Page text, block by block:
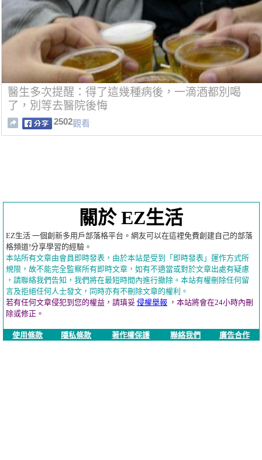
醫生多次提醒：得了這幾種病後，一滴酒都別喝
了，別等去醫院後悔
2502觀看
關於 EZ生活
EZ生活 一個創新多用戶部落格平台。網友可以在這裡免費創建自己的部落
格頻道!分享學習的經驗。
本站所有文章由會員即時發表，由於本站是受到「即時發表」運作方式所
規限，故不能完全監察所有即時文章，如有不適當或對於文章出處有疑慮
，請聯絡我們告知，我們將在最短時間內進行撤除。本站有權刪除任何留
言及拒絕任何人士發文，同時亦有不刪除文章的權利。
若有任何文章侵犯到您的權益，請瑱妥 侵權舉報 ，本站將會在24小時內刪
除或修正。
使用條款 隱私條款 著作權保護 聯絡我們 廣告合作